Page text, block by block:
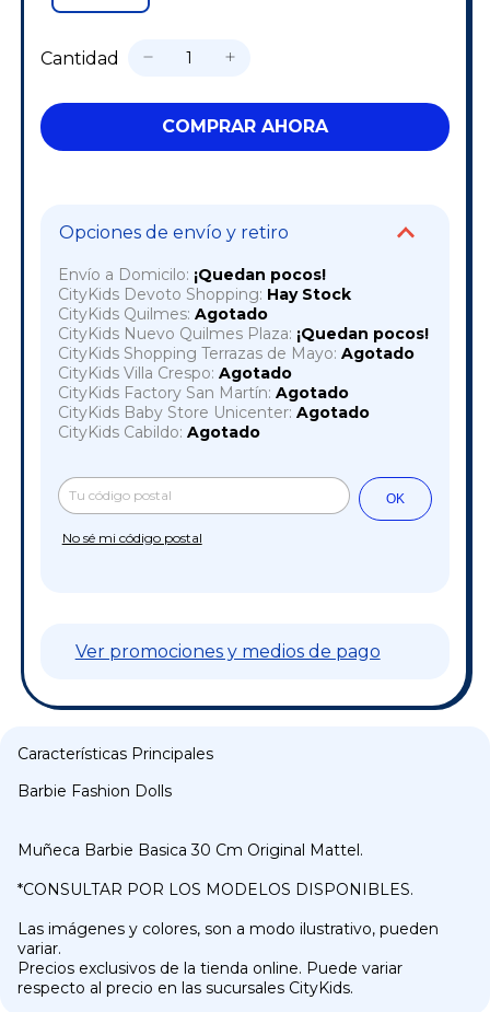
Cantidad
Opciones de envío y retiro
Envío a Domicilo: ¡Quedan pocos!
CityKids Devoto Shopping: Hay Stock
CityKids Quilmes: Agotado
CityKids Nuevo Quilmes Plaza: ¡Quedan pocos!
CityKids Shopping Terrazas de Mayo: Agotado
CityKids Villa Crespo: Agotado
CityKids Factory San Martín: Agotado
CityKids Baby Store Unicenter: Agotado
CityKids Cabildo: Agotado
Entregas para el CP: Cambiar CP
OK
No sé mi código postal
Ver promociones y medios de pago
Características Principales
Barbie Fashion Dolls
Muñeca Barbie Basica 30 Cm Original Mattel.
*CONSULTAR POR LOS MODELOS DISPONIBLES.
Las imágenes y colores, son a modo ilustrativo, pueden
variar.
Precios exclusivos de la tienda online. Puede variar
respecto al precio en las sucursales CityKids.